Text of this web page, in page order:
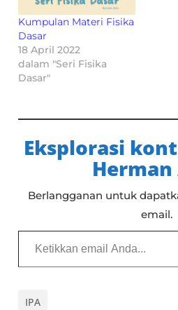
Kumpulan Materi Fisika
Dasar
18 April 2022
dalam "Seri Fisika
Dasar"
Eksplorasi
Herman
Berlangganan untuk
email.
Ketikkan email Anda...
IPA